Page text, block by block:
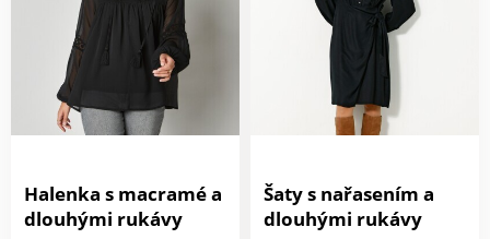
knoflík. Lze prát v
pračce.
knoflík. Lze prát v
Halenka s macramé a
dlouhými rukávy
Šaty s nařasením a
dlouhými rukávy